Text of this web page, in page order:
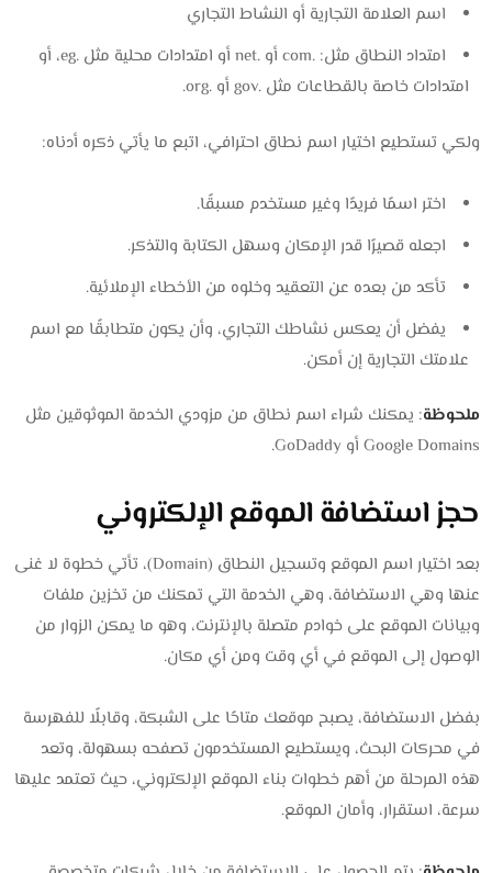
اسم العلامة التجارية أو النشاط التجاري
امتداد النطاق مثل: .com أو .net أو امتدادات محلية مثل .eg، أو
امتدادات خاصة بالقطاعات مثل .gov أو .org.
ولكي تستطيع اختيار اسم نطاق احترافي، اتبع ما يأتي ذكره أدناه:
اختر اسمًا فريدًا وغير مستخدم مسبقًا.
اجعله قصيرًا قدر الإمكان وسهل الكتابة والتذكر.
تأكد من بعده عن التعقيد وخلوه من الأخطاء الإملائية.
يفضل أن يعكس نشاطك التجاري، وأن يكون متطابقًا مع اسم
علامتك التجارية إن أمكن.
ملحوظة: يمكنك شراء اسم نطاق من مزودي الخدمة الموثوقين مثل
Google Domains أو GoDaddy.
حجز استضافة الموقع الإلكتروني
بعد اختيار اسم الموقع وتسجيل النطاق (Domain)، تأتي خطوة لا غنى
عنها وهي الاستضافة، وهي الخدمة التي تمكنك من تخزين ملفات
وبيانات الموقع على خوادم متصلة بالإنترنت، وهو ما يمكن الزوار من
الوصول إلى الموقع في أي وقت ومن أي مكان.
بفضل الاستضافة، يصبح موقعك متاحًا على الشبكة، وقابلًا للفهرسة
في محركات البحث، ويستطيع المستخدمون تصفحه بسهولة، وتعد
هذه المرحلة من أهم خطوات بناء الموقع الإلكتروني، حيث تعتمد عليها
سرعة، استقرار، وأمان الموقع.